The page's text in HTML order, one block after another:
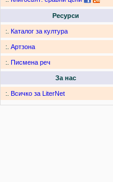
Ресурси
:. Каталог за култура
:. Артзона
:. Писмена реч
За нас
:. Всичко за LiterNet